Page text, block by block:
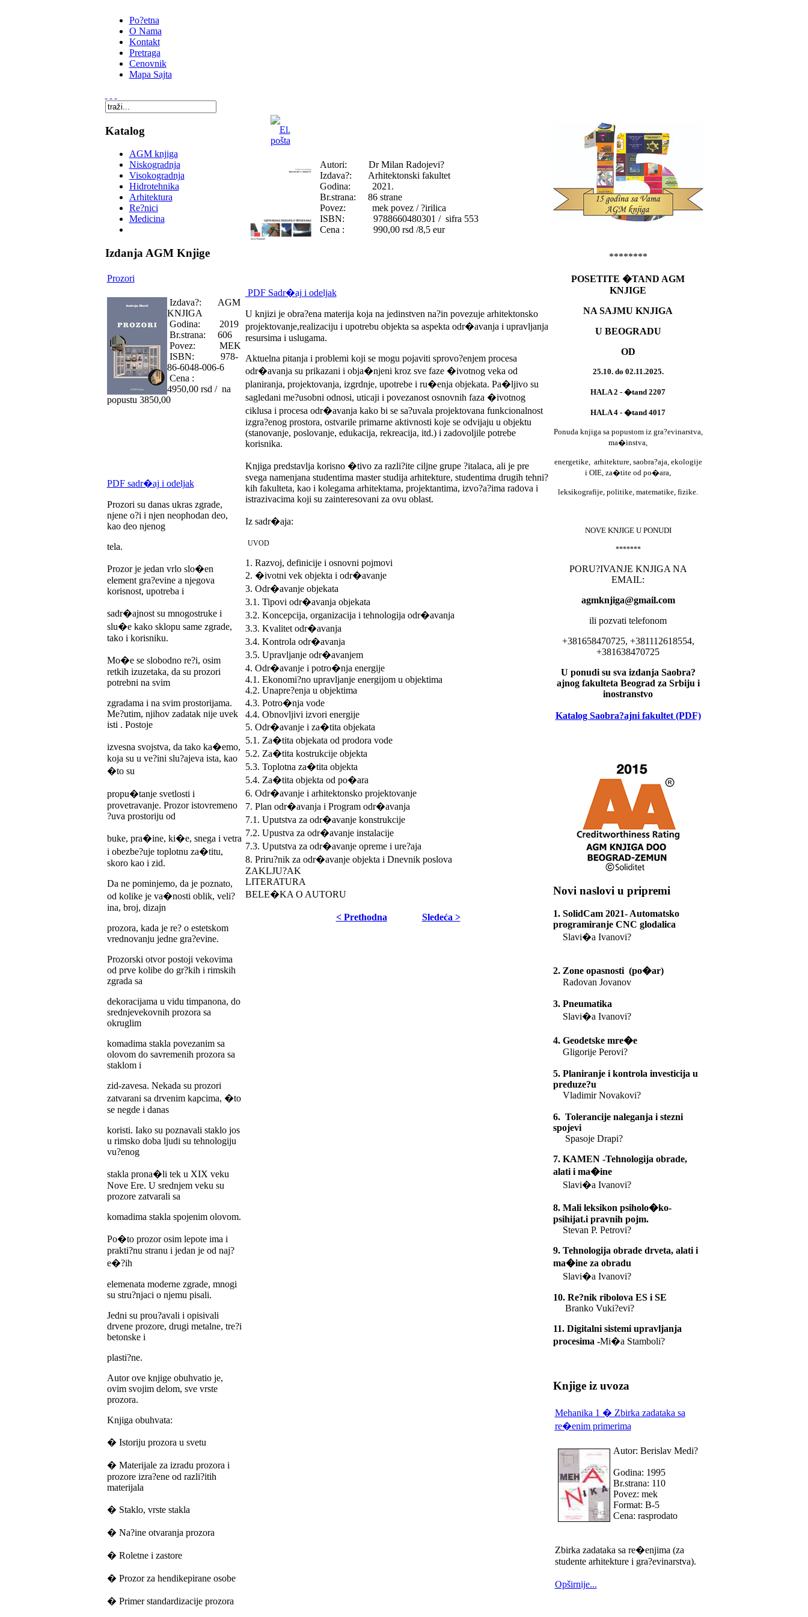
Po?etna
O Nama
Kontakt
Pretraga
Cenovnik
Mapa Sajta
Katalog
AGM knjiga
Niskogradnja
Visokogradnja
Hidrotehnika
Arhitektura
Re?nici
Medicina
Izdanja AGM Knjige
Prozori
Izdava?: AGM
KNJIGA
Godina: 2019
Br.strana: 606
Povez: MEK
ISBN: 978-
86-6048-006-6
Cena :
4950,00 rsd / na
popustu 3850,00
PDF sadr�aj i odeljak
Prozori su danas ukras zgrade,
njene o?i i njen neophodan deo,
kao deo njenog
tela.
Prozor je jedan vrlo slo�en
element gra?evine a njegova
korisnost, upotreba i
sadr�ajnost su mnogostruke i
slu�e kako sklopu same zgrade,
tako i korisniku.
Mo�e se slobodno re?i, osim
retkih izuzetaka, da su prozori
potrebni na svim
zgradama i na svim prostorijama.
Me?utim, njihov zadatak nije uvek
isti . Postoje
izvesna svojstva, da tako ka�emo,
koja su u ve?ini slu?ajeva ista, kao
�to su
propu�tanje svetlosti i
provetravanje. Prozor istovremeno
?uva prostoriju od
buke, pra�ine, ki�e, snega i vetra
i obezbe?uje toplotnu za�titu,
skoro kao i zid.
Da ne pominjemo, da je poznato,
od kolike je va�nosti oblik, veli?
ina, broj, dizajn
prozora, kada je re? o estetskom
vrednovanju jedne gra?evine.
Prozorski otvor postoji vekovima
od prve kolibe do gr?kih i rimskih
zgrada sa
dekoracijama u vidu timpanona, do
srednjevekovnih prozora sa
okruglim
komadima stakla povezanim sa
olovom do savremenih prozora sa
staklom i
zid-zavesa. Nekada su prozori
zatvarani sa drvenim kapcima, �to
se negde i danas
koristi. Iako su poznavali staklo jos
u rimsko doba ljudi su tehnologiju
vu?enog
stakla prona�li tek u XIX veku
Nove Ere. U srednjem veku su
prozore zatvarali sa
komadima stakla spojenim olovom.
Po�to prozor osim lepote ima i
prakti?nu stranu i jedan je od naj?
e�?ih
elemenata moderne zgrade, mnogi
su stru?njaci o njemu pisali.
Jedni su prou?avali i opisivali
drvene prozore, drugi metalne, tre?i
betonske i
plasti?ne.
Autor ove knjige obuhvatio je,
ovim svojim delom, sve vrste
prozora.
Knjiga obuhvata:
� Istoriju prozora u svetu
� Materijale za izradu prozora i
prozore izra?ene od razli?itih
materijala
� Staklo, vrste stakla
� Na?ine otvaranja prozora
� Roletne i zastore
� Prozor za hendikepirane osobe
� Primer standardizacije prozora
Autori: Dr Milan Radojevi?
Izdava?: Arhitektonski fakultet
Godina: 2021.
Br.strana: 86 strane
Povez: mek povez / ?irilica
ISBN: 9788660480301 / sifra 553
Cena : 990,00 rsd /8,5 eur
PDF Sadr�aj i odeljak
U knjizi je obra?ena materija koja na jedinstven na?in povezuje arhitektonsko
projektovanje,realizaciju i upotrebu objekta sa aspekta odr�avanja i upravljanja
resursima i uslugama.
Aktuelna pitanja i problemi koji se mogu pojaviti sprovo?enjem procesa
odr�avanja su prikazani i obja�njeni kroz sve faze �ivotnog veka od
planiranja, projektovanja, izgrdnje, upotrebe i ru�enja objekata. Pa�ljivo su
sagledani me?usobni odnosi, uticaji i povezanost osnovnih faza �ivotnog
ciklusa i procesa odr�avanja kako bi se sa?uvala projektovana funkcionalnost
izgra?enog prostora, ostvarile primarne aktivnosti koje se odvijaju u objektu
(stanovanje, poslovanje, edukacija, rekreacija, itd.) i zadovoljile potrebe
korisnika.
Knjiga predstavlja korisno �tivo za razli?ite ciljne grupe ?italaca, ali je pre
svega namenjana studentima master studija arhitekture, studentima drugih tehni?
kih fakulteta, kao i kolegama arhitektama, projektantima, izvo?a?ima radova i
istrazivacima koji su zainteresovani za ovu oblast.
Iz sadr�aja:
UVOD
1. Razvoj, definicije i osnovni pojmovi
2. �ivotni vek objekta i odr�avanje
3. Odr�avanje objekata
3.1. Tipovi odr�avanja objekata
3.2. Koncepcija, organizacija i tehnologija odr�avanja
3.3. Kvalitet odr�avanja
3.4. Kontrola odr�avanja
3.5. Upravljanje odr�avanjem
4. Odr�avanje i potro�nja energije
4.1. Ekonomi?no upravljanje energijom u objektima
4.2. Unapre?enja u objektima
4.3. Potro�nja vode
4.4. Obnovljivi izvori energije
5. Odr�avanje i za�tita objekata
5.1. Za�tita objekata od prodora vode
5.2. Za�tita kostrukcije objekta
5.3. Toplotna za�tita objekta
5.4. Za�tita objekta od po�ara
6. Odr�avanje i arhitektonsko projektovanje
7. Plan odr�avanja i Program odr�avanja
7.1. Uputstva za odr�avanje konstrukcije
7.2. Upustva za odr�avanje instalacije
7.3. Uputstva za odr�avanje opreme i ure?aja
8. Priru?nik za odr�avanje objekta i Dnevnik poslova
ZAKLJU?AK
LITERATURA
BELE�KA O AUTORU
< Prethodna Sledeća >
********
POSETITE �TAND AGM
KNJIGE
NA SAJMU KNJIGA
U BEOGRADU
OD
25.10. do 02.11.2025.
HALA 2 - �tand 2207
HALA 4 - �tand 4017
Ponuda knjiga sa popustom iz gra?evinarstva,
ma�instva,
energetike, arhitekture, saobra?aja, ekologije
i OIE, za�tite od po�ara,
leksikografije, politike, matematike, fizike.
NOVE KNJIGE U PONUDI
*******
PORU?IVANJE KNJIGA NA
EMAIL:
agmknjiga@gmail.com
ili pozvati telefonom
+381658470725, +381112618554,
+381638470725
U ponudi su sva izdanja Saobra?
ajnog fakulteta Beograd za Srbiju i
inostranstvo
Katalog Saobra?ajni fakultet (PDF)
Novi naslovi u pripremi
1. SolidCam 2021- Automatsko
programiranje CNC glodalica
Slavi�a Ivanovi?
2. Zone opasnosti (po�ar)
Radovan Jovanov
3. Pneumatika
Slavi�a Ivanovi?
4. Geodetske mre�e
Gligorije Perovi?
5. Planiranje i kontrola investicija u
preduze?u
Vladimir Novakovi?
6. Tolerancije naleganja i stezni
spojevi
Spasoje Drapi?
7. KAMEN -Tehnologija obrade,
alati i ma�ine
Slavi�a Ivanovi?
8. Mali leksikon psiholo�ko-
psihijat.i pravnih pojm.
Stevan P. Petrovi?
9. Tehnologija obrade drveta, alati i
ma�ine za obradu
Slavi�a Ivanovi?
10. Re?nik ribolova ES i SE
Branko Vuki?evi?
11. Digitalni sistemi upravljanja
procesima -Mi�a Stamboli?
Knjige iz uvoza
Mehanika 1 � Zbirka zadataka sa
re�enim primerima
Autor: Berislav Medi?
Godina: 1995
Br.strana: 110
Povez: mek
Format: B-5
Cena: rasprodato
Zbirka zadataka sa re�enjima (za
studente arhitekture i gra?evinarstva).
Opširnije...